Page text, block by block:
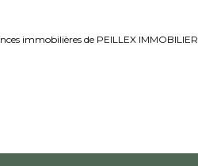
immobilières de PEILLEX IMMOBILIER.